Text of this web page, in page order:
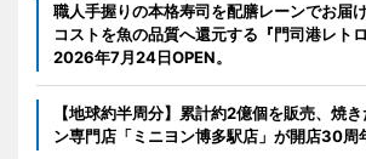
職人手握りの本格寿司を配膳レーンでお届
コストを魚の品質へ還元する『門司港レト
2026年7月24日OPEN。
【地球約半周分】累計約2億個を販売、焼
ン専門店「ミニヨン博多駅店」が開店30周